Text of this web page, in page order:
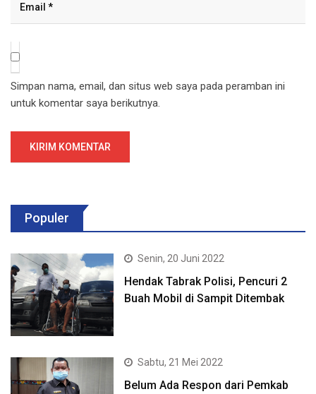
Simpan nama, email, dan situs web saya pada peramban ini
untuk komentar saya berikutnya.
Populer
Senin, 20 Juni 2022
Hendak Tabrak Polisi, Pencuri 2
Buah Mobil di Sampit Ditembak
Sabtu, 21 Mei 2022
Belum Ada Respon dari Pemkab